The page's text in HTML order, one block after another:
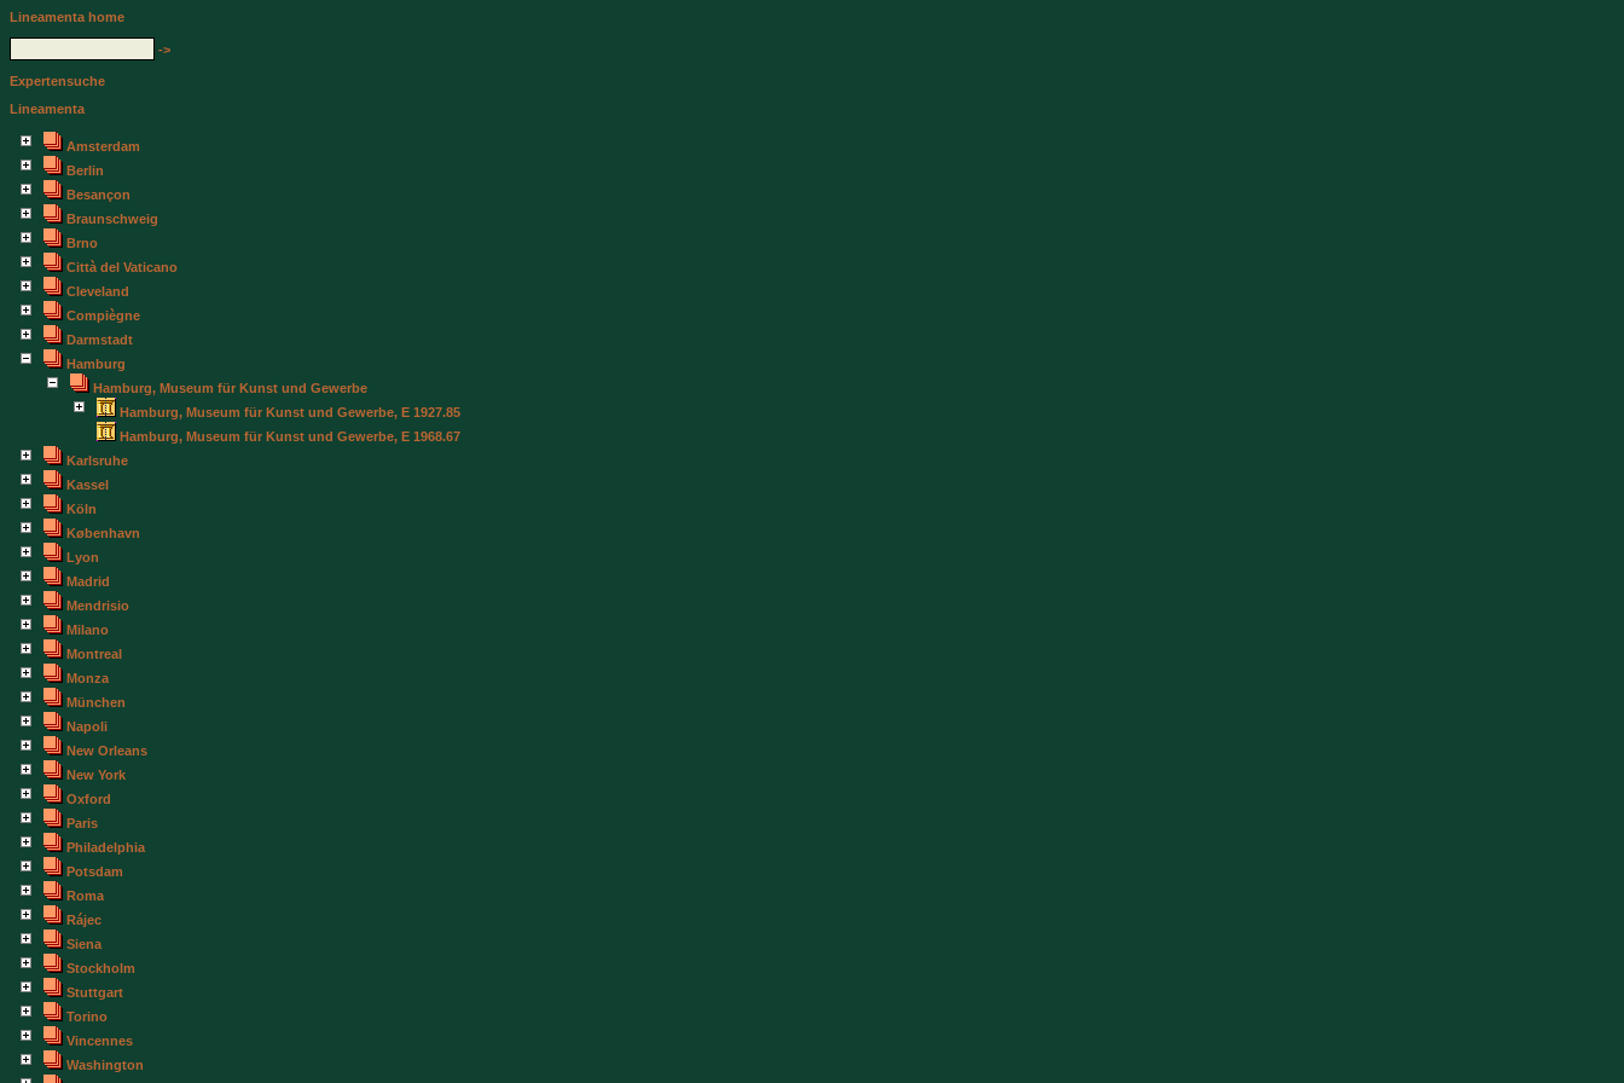
Lineamenta home
->
Expertensuche
Lineamenta
Amsterdam
Berlin
Besançon
Braunschweig
Brno
Città del Vaticano
Cleveland
Compiègne
Darmstadt
Hamburg
Hamburg, Museum für Kunst und Gewerbe
Hamburg, Museum für Kunst und Gewerbe, E 1927.85
Hamburg, Museum für Kunst und Gewerbe, E 1968.67
Karlsruhe
Kassel
Köln
København
Lyon
Madrid
Mendrisio
Milano
Montreal
Monza
München
Napoli
New Orleans
New York
Oxford
Paris
Philadelphia
Potsdam
Roma
Rájec
Siena
Stockholm
Stuttgart
Torino
Vincennes
Washington